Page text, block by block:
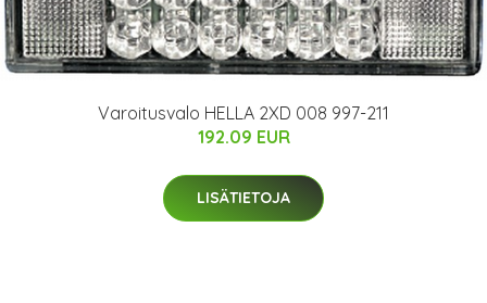
Varoitusvalo HELLA 2XD 008 997-211
192.09 EUR
LISÄTIETOJA